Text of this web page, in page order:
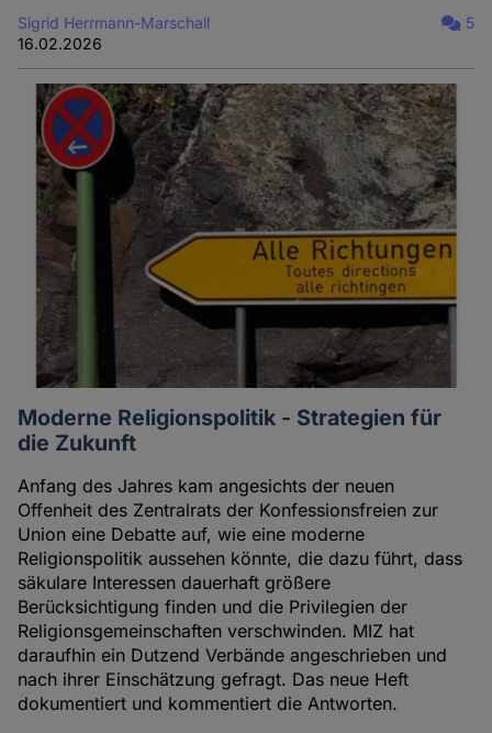
Sigrid Herrmann-Marschall
16.02.2026
5
Moderne Religionspolitik - Strategien für
die Zukunft
Anfang des Jahres kam angesichts der neuen
Offenheit des Zentralrats der Konfessionsfreien zur
Union eine Debatte auf, wie eine moderne
Religionspolitik aussehen könnte, die dazu führt, dass
säkulare Interessen dauerhaft größere
Berücksichtigung finden und die Privilegien der
Religionsgemeinschaften verschwinden. MIZ hat
daraufhin ein Dutzend Verbände angeschrieben und
nach ihrer Einschätzung gefragt. Das neue Heft
dokumentiert und kommentiert die Antworten.